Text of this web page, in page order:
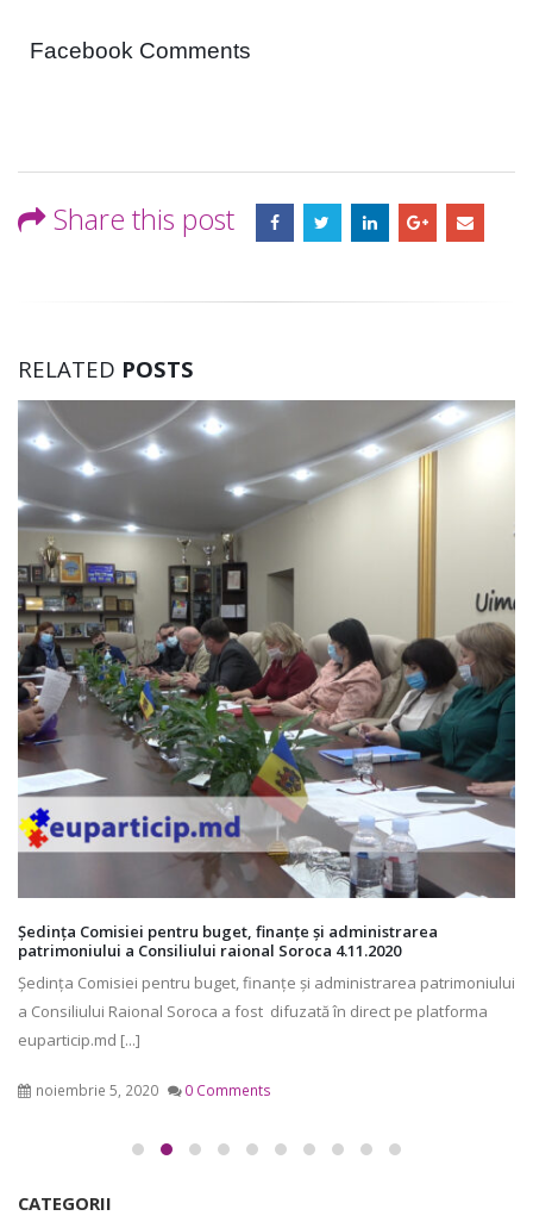
Facebook Comments
Share this post
RELATED POSTS
Ședința Comisiei pentru buget, finanțe și administrarea
patrimoniului a Consiliului raional Soroca 4.11.2020
Ședința Comisiei pentru buget, finanţe şi administrarea patrimoniului
a Consiliului Raional Soroca a fost difuzată în direct pe platforma
euparticip.md [...]
noiembrie 5, 2020 0 Comments
CATEGORII